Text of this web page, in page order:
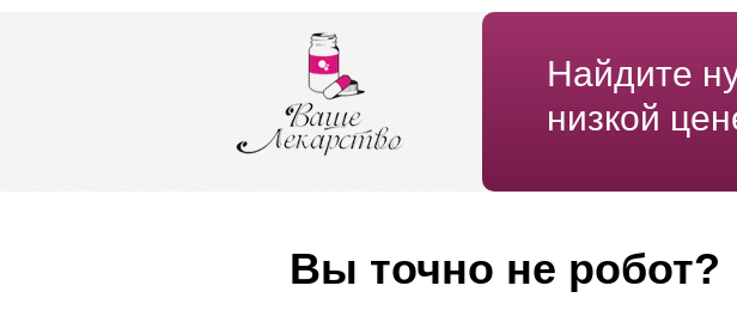
Найдите
низкой
Вы точно не робот?